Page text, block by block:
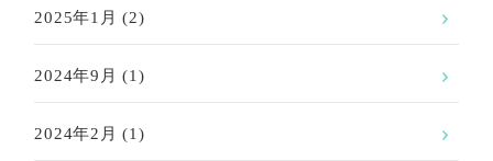
2025年1月 (2)
2024年9月 (1)
2024年2月 (1)